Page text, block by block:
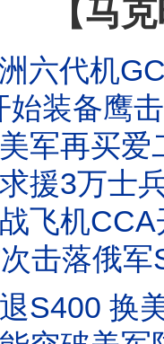
【马
动机采用巧劲路线 与F-47相比哪个
击逼出了美军神盾系统 现在鸟
马官宣爱三ACE 主打便宜易生
兰四线反击 影子舰队受重创 俄乌
实弹射击又远距转场 第二阶段已
发威 Su-35有优势也有短
战机 乌克兰战场戳破S400神